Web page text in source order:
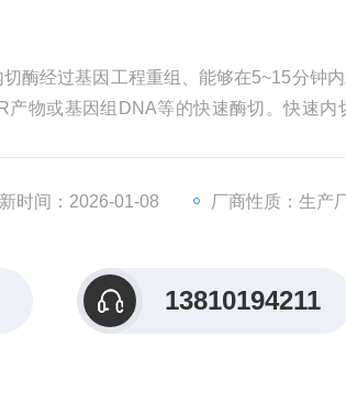
酶经过基因工程重组、能够在5~15分钟
产物或基因组DNA等的快速酶切。快速
时间：2026-01-08 厂商性质：生产
13810194211